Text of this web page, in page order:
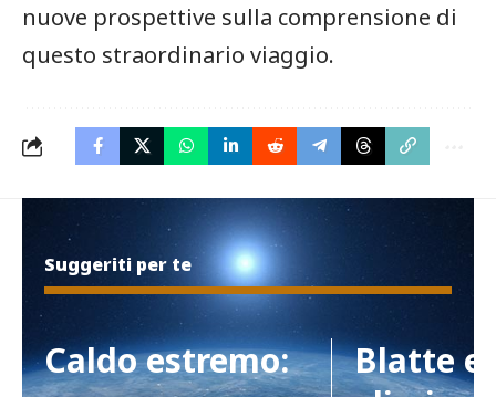
nuove ⁢prospettive sulla comprensione di
questo straordinario viaggio.
Suggeriti per te
Caldo estremo:
Blatte e